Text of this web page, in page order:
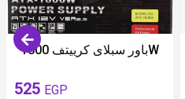
unavailable
باور سبلاى كرييتف 1800W
525 EGP